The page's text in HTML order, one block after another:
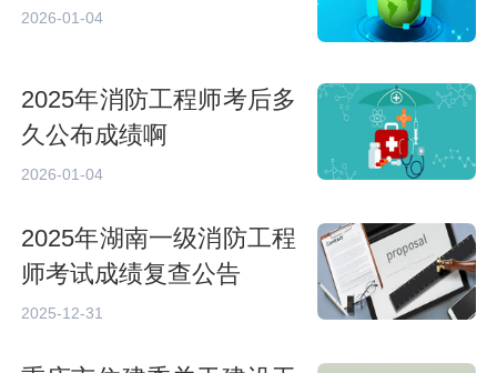
2026-01-04
2025年消防工程师考后多
久公布成绩啊
2026-01-04
2025年湖南一级消防工程
师考试成绩复查公告
2025-12-31